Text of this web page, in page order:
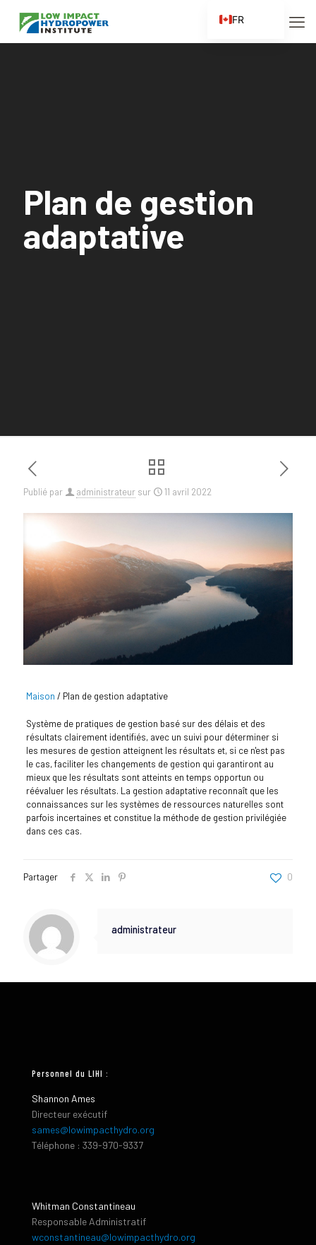
Plan de gestion
adaptative
Publié par administrateur sur 11 avril 2022
Maison / Plan de gestion adaptative
Système de pratiques de gestion basé sur des délais et des
résultats clairement identifiés, avec un suivi pour déterminer si
les mesures de gestion atteignent les résultats et, si ce n'est pas
le cas, faciliter les changements de gestion qui garantiront au
mieux que les résultats sont atteints en temps opportun ou
réévaluer les résultats. La gestion adaptative reconnaît que les
connaissances sur les systèmes de ressources naturelles sont
parfois incertaines et constitue la méthode de gestion privilégiée
dans ces cas.
Partager 0
administrateur
Personnel du LIHI :
Shannon Ames
Directeur exécutif
sames@lowimpacthydro.org
Téléphone : 339-970-9337
Whitman Constantineau
Responsable Administratif
wconstantineau@lowimpacthydro.org
FR
EN